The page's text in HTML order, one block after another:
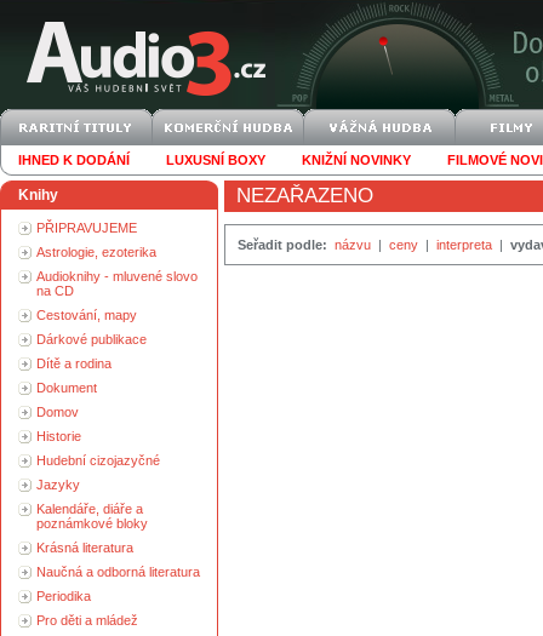
IHNED K DODÁNÍ LUXUSNÍ BOXY KNIŽNÍ NOVINKY FILMOVÉ
Knihy
PŘIPRAVUJEME
Astrologie, ezoterika
Audioknihy - mluvené slovo
na CD
Cestování, mapy
Dárkové publikace
Dítě a rodina
Dokument
Domov
Historie
Hudební cizojazyčné
Jazyky
Kalendáře, diáře a
poznámkové bloky
Krásná literatura
Naučná a odborná literatura
Periodika
Pro děti a mládež
NEZAŘAZENO
Seřadit podle: názvu | ceny | interpreta |